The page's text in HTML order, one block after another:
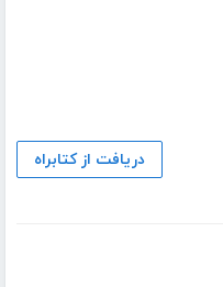
دریافت از کتابراه